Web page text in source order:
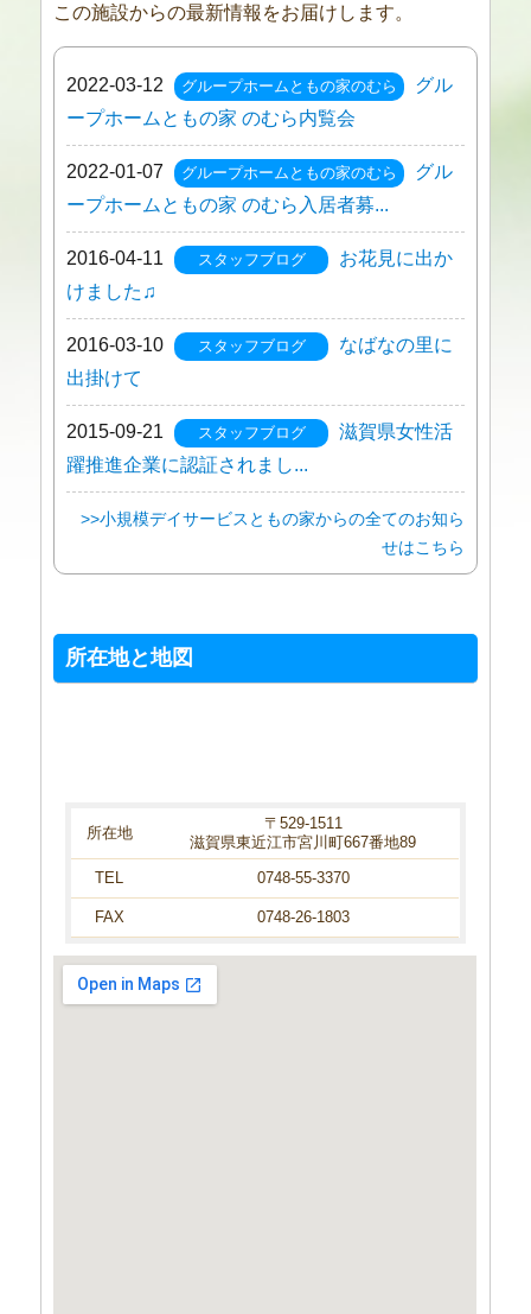
この施設からの最新情報をお届けします。
2022-03-12 グループホームともの家のむら
グル
ープホームともの家 のむら内覧会
2022-01-07 グループホームともの家のむら
グル
ープホームともの家 のむら入居者募...
2016-04-11 スタッフブログ
お花見に出か
けました♫
2016-03-10 スタッフブログ
なばなの里に
出掛けて
2015-09-21 スタッフブログ
滋賀県女性活
躍推進企業に認証されまし...
>>小規模デイサービスともの家からの全てのお知ら
せはこちら
所在地と地図
所在地
〒529-1511
滋賀県東近江市宮川町667番地89
TEL
0748-55-3370
FAX 0748-26-1803